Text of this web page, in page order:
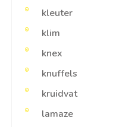
kleuter
klim
knex
knuffels
kruidvat
lamaze